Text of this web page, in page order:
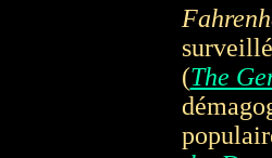
(The